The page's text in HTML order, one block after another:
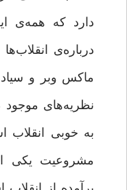
دارد که همه‌ی
درباره‌ی
ماکس وبر و
نظریه‌های
به ‌خوبی انقلاب
مشروعیت یکی